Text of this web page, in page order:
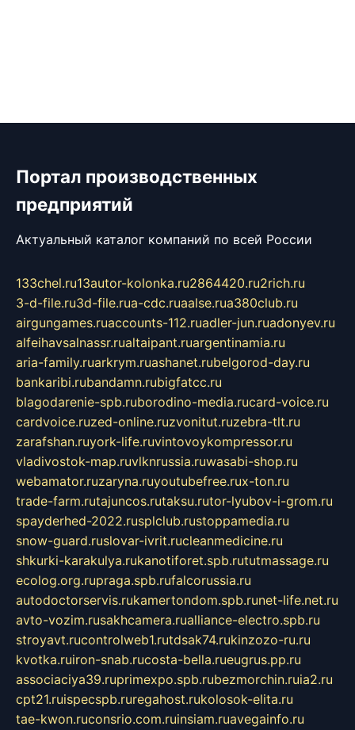
Портал производственных
предприятий
Актуальный каталог компаний по всей России
133chel.ru13autor-kolonka.ru2864420.ru2rich.ru
3-d-file.ru3d-file.rua-cdc.ruaalse.rua380club.ru
airgungames.ruaccounts-112.ruadler-jun.ruadonyev.ru
alfeihavsalnassr.rualtaipant.ruargentinamia.ru
aria-family.ruarkrym.ruashanet.rubelgorod-day.ru
bankaribi.rubandamn.rubigfatcc.ru
blagodarenie-spb.ruborodino-media.rucard-voice.ru
cardvoice.ruzed-online.ruzvonitut.ruzebra-tlt.ru
zarafshan.ruyork-life.ruvintovoykompressor.ru
vladivostok-map.ruvlknrussia.ruwasabi-shop.ru
webamator.ruzaryna.ruyoutubefree.rux-ton.ru
trade-farm.rutajuncos.rutaksu.rutor-lyubov-i-grom.ru
spayderhed-2022.rusplclub.rustoppamedia.ru
snow-guard.ruslovar-ivrit.rucleanmedicine.ru
shkurki-karakulya.rukanotiforet.spb.rututmassage.ru
ecolog.org.rupraga.spb.rufalcorussia.ru
autodoctorservis.rukamertondom.spb.runet-life.net.ru
avto-vozim.rusakhcamera.rualliance-electro.spb.ru
stroyavt.rucontrolweb1.rutdsak74.rukinzozo-ru.ru
kvotka.ruiron-snab.rucosta-bella.rueugrus.pp.ru
associaciya39.ruprimexpo.spb.rubezmorchin.ruia2.ru
cpt21.ruispecspb.ruregahost.rukolosok-elita.ru
tae-kwon.ruconsrio.com.ruinsiam.ruavegainfo.ru